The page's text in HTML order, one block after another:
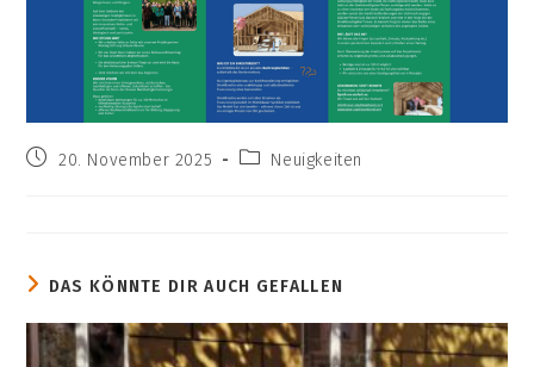
Beitrag20. November 2025
Beitrags-
Neuigkeiten
DAS KÖNNTE DIR AUCH GEFALLEN